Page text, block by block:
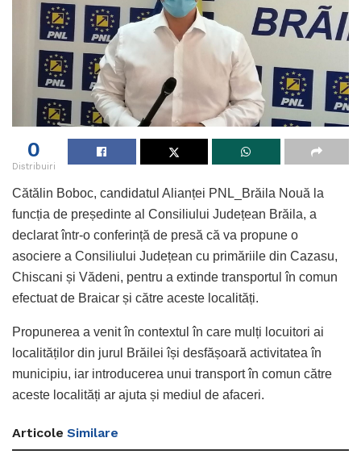
0
Distribuiri
Cătălin Boboc, candidatul Alianței PNL_Brăila Nouă la
funcția de președinte al Consiliului Județean Brăila, a
declarat într-o conferință de presă că va propune o
asociere a Consiliului Județean cu primăriile din Cazasu,
Chiscani și Vădeni, pentru a extinde transportul în comun
efectuat de Braicar și către aceste localități.
Propunerea a venit în contextul în care mulți locuitori ai
localităților din jurul Brăilei își desfășoară activitatea în
municipiu, iar introducerea unui transport în comun către
aceste localități ar ajuta și mediul de afaceri.
Articole Similare